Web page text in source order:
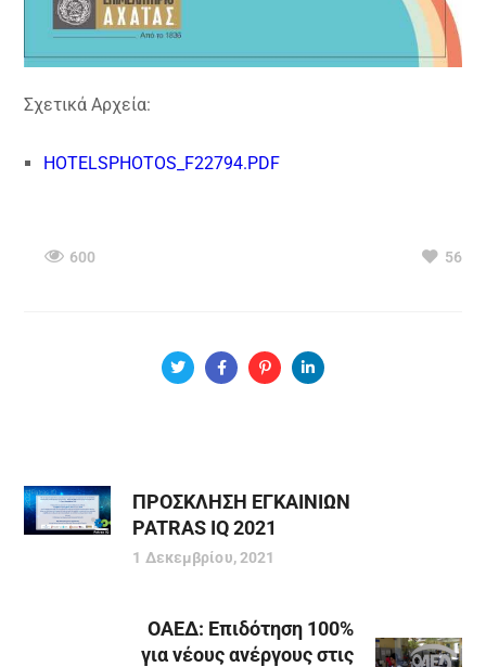
Σχετικά Αρχεία:
HOTELSPHOTOS_F22794.PDF
600 56
ΠΡΟΣΚΛΗΣΗ ΕΓΚΑΙΝΙΩΝ
PATRAS IQ 2021
1 Δεκεμβρίου, 2021
ΟΑΕΔ: Επιδότηση 100%
για νέους ανέργους στις